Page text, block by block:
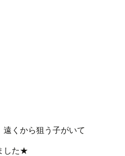
くから狙う子がいて
した★